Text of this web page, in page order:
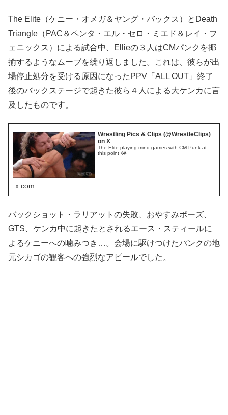
The Elite（ケニー・オメガ＆ヤング・バックス）とDeath
Triangle（PAC＆ペンタ・エル・セロ・ミエド＆レイ・フ
ェニックス）による試合中、Ellieの３人はCMパンクを揶
揄するようなムーブを繰り返しました。これは、彼らが出
場停止処分を受ける原因になったPPV「ALL OUT」終了
後のバックステージで起きた彼ら４人による大ケンカに言
及したものです。
Wrestling Pics & Clips (@WrestleClips)
on X
The Elite playing mind games with CM Punk at
this point 😭
x.com
バックショット・ラリアットの失敗、おやすみポーズ、
GTS、ケンカ中に起きたとされるエース・スティールに
よるケニーへの噛みつき…。会場に駆けつけたパンクの地
元シカゴの観客への強烈なアピールでした。